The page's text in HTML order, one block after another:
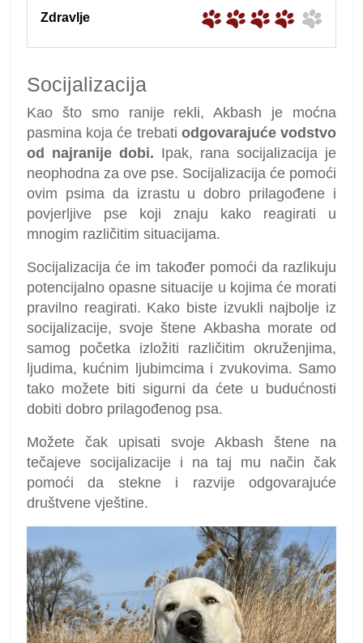
Zdravlje
Socijalizacija
Kao što smo ranije rekli, Akbash je moćna
pasmina koja će trebati odgovarajuće vodstvo
od najranije dobi. Ipak, rana socijalizacija je
neophodna za ove pse. Socijalizacija će pomoći
ovim psima da izrastu u dobro prilagođene i
povjerljive pse koji znaju kako reagirati u
mnogim različitim situacijama.
Socijalizacija će im također pomoći da razlikuju
potencijalno opasne situacije u kojima će morati
pravilno reagirati. Kako biste izvukli najbolje iz
socijalizacije, svoje štene Akbasha morate od
samog početka izložiti različitim okruženjima,
ljudima, kućnim ljubimcima i zvukovima. Samo
tako možete biti sigurni da ćete u budućnosti
dobiti dobro prilagođenog psa.
Možete čak upisati svoje Akbash štene na
tečajeve socijalizacije i na taj mu način čak
pomoći da stekne i razvije odgovarajuće
društvene vještine.